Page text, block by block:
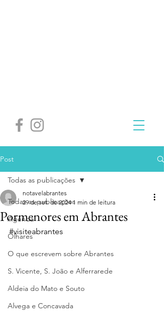
Post
Todas as publicações
Agenda
Olhares
O que escrevem sobre Abrantes
S. Vicente, S. João e Alferrarede
Aldeia do Mato e Souto
Alvega e Concavada
Todas as publicações
Pormenores em Abrantes
notavelabrantes
29 de set. de 2024 1 min de leitura
#visiteabrantes